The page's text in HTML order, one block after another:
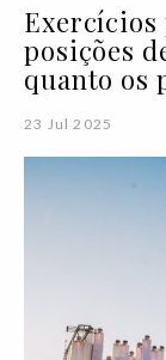
Exercícios
posições
quanto os
23 Jul 2025